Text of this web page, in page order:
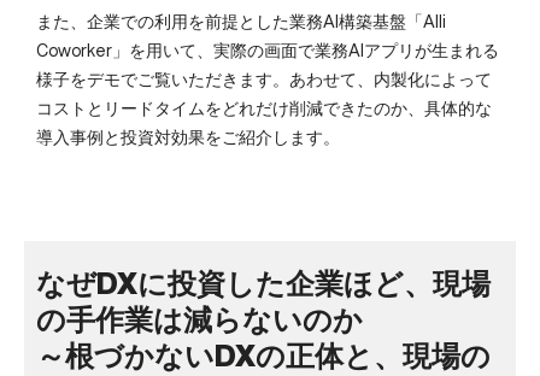
また、企業での利用を前提とした業務AI構築基盤「Alli
Coworker」を用いて、実際の画面で業務AIアプリが生まれる
様子をデモでご覧いただきます。あわせて、内製化によって
コストとリードタイムをどれだけ削減できたのか、具体的な
導入事例と投資対効果をご紹介します。
なぜDXに投資した企業ほど、現場
の手作業は減らないのか
～根づかないDXの正体と、現場の